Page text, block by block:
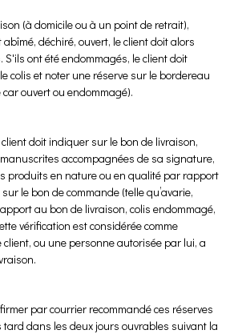
(à domicile ou à un point de retrait),
déchiré, ouvert, le client doit alors
S'ils ont été endommagés, le client doit
colis et noter une réserve sur le bordereau
ouvert ou endommagé).
doit indiquer sur le bon de livraison,
accompagnées de sa signature,
produits en nature ou en qualité par rapport
le bon de commande (telle qu’avarie,
au bon de livraison, colis endommagé,
vérification est considérée comme
client, ou une personne autorisée par lui, a
par courrier recommandé ces réserves
dans les deux jours ouvrables suivant la